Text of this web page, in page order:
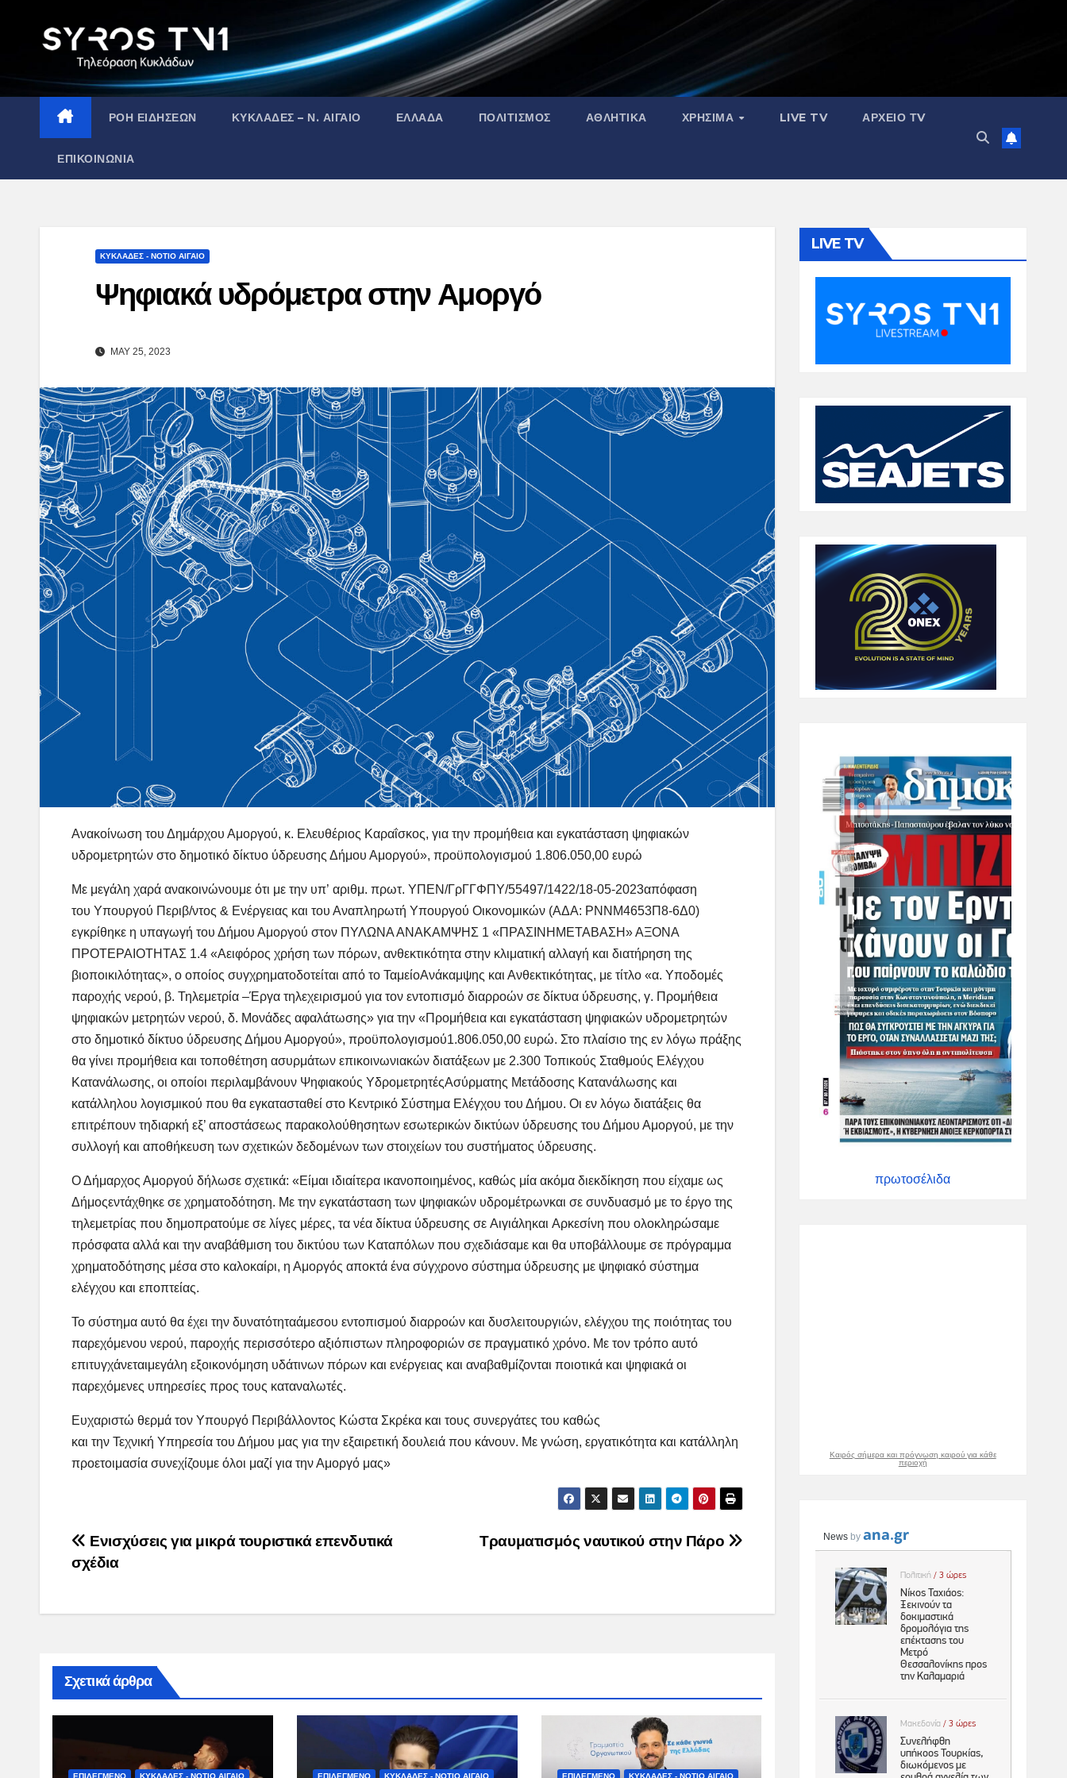
ΡΟΗ ΕΙΔΗΣΕΩΝ ΚΥΚΛΑΔΕΣ – Ν. ΑΙΓΑΙΟ ΕΛΛΑΔΑ ΠΟΛΙΤΙΣΜΟΣ ΑΘΛΗΤΙΚΑ ΧΡΗΣΙΜΑ LIVE TV ΑΡΧΕΙΟ ΤV
ΕΠΙΚΟΙΝΩΝΙΑ
ΚΥΚΛΑΔΕΣ - ΝΟΤΙΟ ΑΙΓΑΙΟ
Ψηφιακά υδρόμετρα στην Αμοργό
MAY 25, 2023
Ανακοίνωση του Δημάρχου Αμοργού, κ. Ελευθέριος Καραΐσκος, για την προμήθεια και εγκατάσταση ψηφιακών
υδρομετρητών στο δημοτικό δίκτυο ύδρευσης Δήμου Αμοργού», προϋπολογισμού 1.806.050,00 ευρώ
Με μεγάλη χαρά ανακοινώνουμε ότι με την υπ’ αριθμ. πρωτ. ΥΠΕΝ/ΓρΓΓΦΠΥ/55497/1422/18-05-2023απόφαση
του Υπουργού Περιβ/ντος & Ενέργειας και του Αναπληρωτή Υπουργού Οικονομικών (ΑΔΑ: ΡΝΝΜ4653Π8-6Δ0)
εγκρίθηκε η υπαγωγή του Δήμου Αμοργού στον ΠΥΛΩΝΑ ΑΝΑΚΑΜΨΗΣ 1 «ΠΡΑΣΙΝΗ ΜΕΤΑΒΑΣΗ» ΑΞΟΝΑ
ΠΡΟΤΕΡΑΙΟΤΗΤΑΣ 1.4 «Αειφόρος χρήση των πόρων, ανθεκτικότητα στην κλιματική αλλαγή και διατήρηση της
βιοποικιλότητας», ο οποίος συγχρηματοδοτείται από το ΤαμείοΑνάκαμψης και Ανθεκτικότητας, με τίτλο «α. Υποδομές
παροχής νερού, β. Τηλεμετρία –Έργα τηλεχειρισμού για τον εντοπισμό διαρροών σε δίκτυα ύδρευσης, γ. Προμήθεια
ψηφιακών μετρητών νερού, δ. Μονάδες αφαλάτωσης» για την «Προμήθεια και εγκατάσταση ψηφιακών υδρομετρητών
στο δημοτικό δίκτυο ύδρευσης Δήμου Αμοργού», προϋπολογισμού1.806.050,00 ευρώ. Στο πλαίσιο της εν λόγω πράξης
θα γίνει προμήθεια και τοποθέτηση ασυρμάτων επικοινωνιακών διατάξεων με 2.300 Τοπικούς Σταθμούς Ελέγχου
Κατανάλωσης, οι οποίοι περιλαμβάνουν Ψηφιακούς ΥδρομετρητέςΑσύρματης Μετάδοσης Κατανάλωσης και
κατάλληλου λογισμικού που θα εγκατασταθεί στο Κεντρικό Σύστημα Ελέγχου του Δήμου. Οι εν λόγω διατάξεις θα
επιτρέπουν τηδιαρκή εξ’ αποστάσεως παρακολούθησητων εσωτερικών δικτύων ύδρευσης του Δήμου Αμοργού, με την
συλλογή και αποθήκευση των σχετικών δεδομένων των στοιχείων του συστήματος ύδρευσης.
Ο Δήμαρχος Αμοργού δήλωσε σχετικά: «Είμαι ιδιαίτερα ικανοποιημένος, καθώς μία ακόμα διεκδίκηση που είχαμε ως
Δήμοςεντάχθηκε σε χρηματοδότηση. Με την εγκατάσταση των ψηφιακών υδρομέτρωνκαι σε συνδυασμό με το έργο της
τηλεμετρίας που δημοπρατούμε σε λίγες μέρες, τα νέα δίκτυα ύδρευσης σε Αιγιάληκαι Αρκεσίνη που ολοκληρώσαμε
πρόσφατα αλλά και την αναβάθμιση του δικτύου των Καταπόλων που σχεδιάσαμε και θα υποβάλλουμε σε πρόγραμμα
χρηματοδότησης μέσα στο καλοκαίρι, η Αμοργός αποκτά ένα σύγχρονο σύστημα ύδρευσης με ψηφιακό σύστημα
ελέγχου και εποπτείας.
Το σύστημα αυτό θα έχει την δυνατότηταάμεσου εντοπισμού διαρροών και δυσλειτουργιών, ελέγχου της ποιότητας του
παρεχόμενου νερού, παροχής περισσότερο αξιόπιστων πληροφοριών σε πραγματικό χρόνο. Με τον τρόπο αυτό
επιτυγχάνεταιμεγάλη εξοικονόμηση υδάτινων πόρων και ενέργειας και αναβαθμίζονται ποιοτικά και ψηφιακά οι
παρεχόμενες υπηρεσίες προς τους καταναλωτές.
Ευχαριστώ θερμά τον Υπουργό Περιβάλλοντος Κώστα Σκρέκα και τους συνεργάτες του καθώς
και την Τεχνική Υπηρεσία του Δήμου μας για την εξαιρετική δουλειά που κάνουν. Με γνώση, εργατικότητα και κατάλληλη
προετοιμασία συνεχίζουμε όλοι μαζί για την Αμοργό μας»
Post
navigation
Τραυματισμός ναυτικού στην Πάρο
Ενισχύσεις για μικρά τουριστικά επενδυτικά
σχέδια
Σχετικά άρθρα
ΕΠΙΛΕΓΜΕΝΟ ΚΥΚΛΑΔΕΣ - ΝΟΤΙΟ ΑΙΓΑΙΟ ΕΠΙΛΕΓΜΕΝΟ ΚΥΚΛΑΔΕΣ - ΝΟΤΙΟ ΑΙΓΑΙΟ ΕΠΙΛΕΓΜΕΝΟ ΚΥΚΛΑΔΕΣ - ΝΟΤΙΟ ΑΙΓΑΙΟ
LIVE TV
πρωτοσέλιδα
Καιρός σήμερα και πρόγνωση καιρού για κάθε
περιοχή